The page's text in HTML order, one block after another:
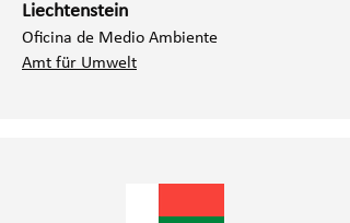
Liechtenstein
Oficina de Medio Ambiente
Amt für Umwelt